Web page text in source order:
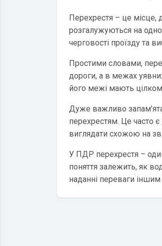
Перехрестя – це місце,
розгалужуються на
черговості проїзду та
Простими словами,
дороги, а в межах
його межі мають
Дуже важливо
перехрестям. Це часто
виглядати схожою на
У ПДР перехрестя –
поняття залежить, як
наданні переваги